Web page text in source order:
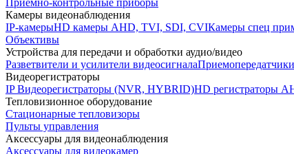
Приемно-контрольные приборы
Камеры видеонаблюдения
IP-камерыHD камеры AHD, TVI, SDI, CVIКамеры спец
Объективы
Устройства для передачи и обработки аудио/видео
Разветвители и усилители видеосигналаПриемопередатчики
Видеорегистраторы
IP Видеорегистраторы (NVR, HYBRID)HD регистраторы
Тепловизионное оборудование
Стационарные тепловизоры
Пульты управления
Аксессуары для видеонаблюдения
Аксессуары для видеокамер